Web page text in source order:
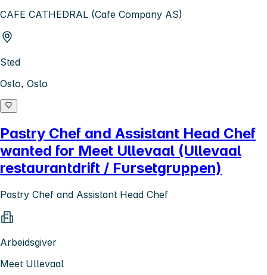
CAFE CATHEDRAL (Cafe Company AS)
Sted
Oslo, Oslo
Pastry Chef and Assistant Head Chef
wanted for Meet Ullevaal (Ullevaal
restaurantdrift / Fursetgruppen)
Pastry Chef and Assistant Head Chef
Arbeidsgiver
Meet Ullevaal